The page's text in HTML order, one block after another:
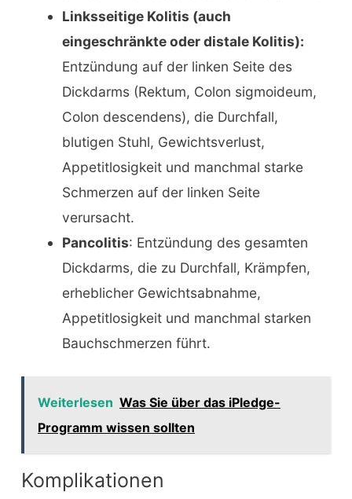
Linksseitige Kolitis (auch
eingeschränkte oder distale Kolitis):
Entzündung auf der linken Seite des
Dickdarms (Rektum, Colon sigmoideum,
Colon descendens), die Durchfall,
blutigen Stuhl, Gewichtsverlust,
Appetitlosigkeit und manchmal starke
Schmerzen auf der linken Seite
verursacht.
Pancolitis: Entzündung des gesamten
Dickdarms, die zu Durchfall, Krämpfen,
erheblicher Gewichtsabnahme,
Appetitlosigkeit und manchmal starken
Bauchschmerzen führt.
Weiterlesen Was Sie über das iPledge-
Programm wissen sollten
Komplikationen